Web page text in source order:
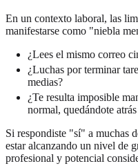
En un contexto laboral, las
manifestarse como "niebla
¿Lees el mismo correo
¿Luchas por terminar
medias?
¿Te resulta imposible
normal, quedándote
Si respondiste "sí" a muchas
estar alcanzando un nivel de
profesional y potencial